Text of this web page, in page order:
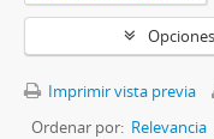
Imprimir vista previa
Ordenar por: Relevancia